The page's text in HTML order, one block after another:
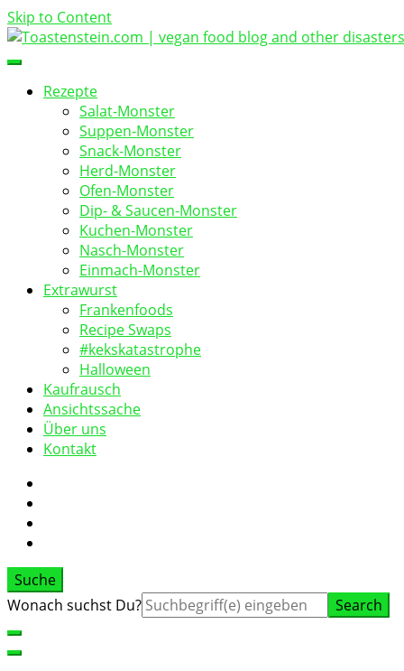
Skip to Content
Toastenstein.com
vegan food blog
Rezepte
Salat-Monster
Suppen-Monster
Snack-Monster
Herd-Monster
Ofen-Monster
Dip- & Saucen-Monster
Kuchen-Monster
Nasch-Monster
Einmach-Monster
Extrawurst
Frankenfoods
Recipe Swaps
#kekskatastrophe
Halloween
Kaufrausch
Ansichtssache
Über uns
Kontakt
Suche
Suche
Wonach suchst Du?